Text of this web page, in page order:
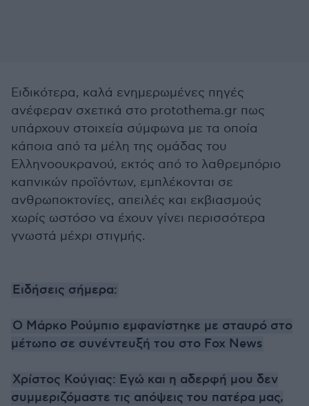
Ειδικότερα, καλά ενημερωμένες πηγές
ανέφεραν σχετικά στο protothema.gr πως
υπάρχουν στοιχεία σύμφωνα με τα οποία
κάποια από τα μέλη της ομάδας του
Ελληνοουκρανού, εκτός από το λαθρεμπόριο
καπνικών προϊόντων, εμπλέκονται σε
ανθρωποκτονίες, απειλές και εκβιασμούς
χωρίς ωστόσο να έχουν γίνει περισσότερα
γνωστά μέχρι στιγμής.
Ειδήσεις σήμερα:
O Μάρκο Ρούμπιο εμφανίστηκε με σταυρό στο
μέτωπο σε συνέντευξή του στο Fox News
Χρίστος Κούγιας: Εγώ και η αδερφή μου δεν
συμμεριζόμαστε τις απόψεις του πατέρα μας,